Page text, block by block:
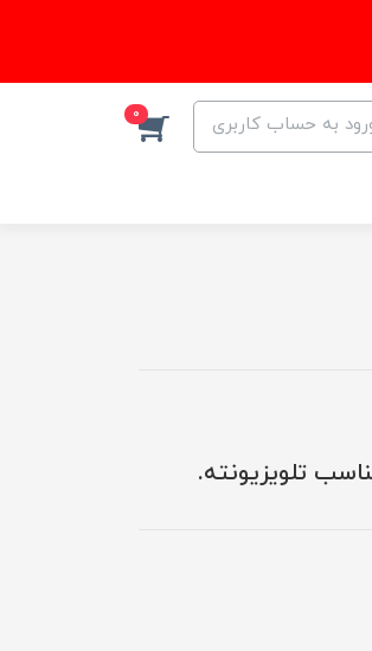
به حساب کاربری 0
تلویزیونته.